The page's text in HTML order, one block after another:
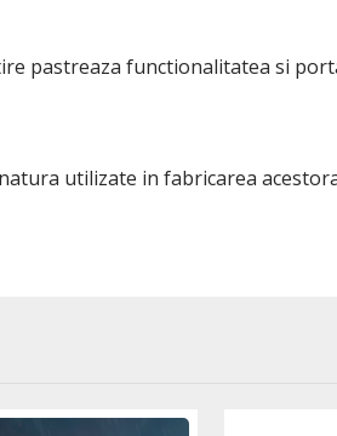
pastreaza functionalitatea si
utilizate in fabricarea